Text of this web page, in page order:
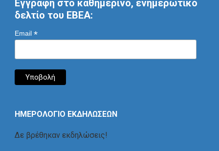
Εγγραφή στο καθημερινό, ενημερωτικό
δελτίο του ΕΒΕΑ:
Email *
ΗΜΕΡΟΛΟΓΙΟ ΕΚΔΗΛΩΣΕΩΝ
Δε βρέθηκαν εκδηλώσεις!